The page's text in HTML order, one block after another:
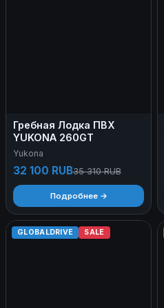
Гребная Лодка ПВХ
YUKONA 260GT
Yukona
32 100 RUB35 310 RUB
Подробнее →
GLOBALDRIVE SALE